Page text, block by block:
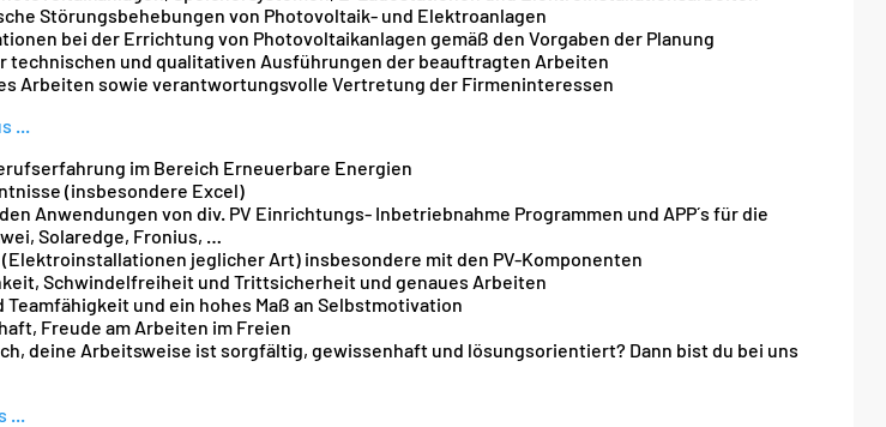
Störungsbehebungen von Photovoltaik- und Elektroanlagen
bei der Errichtung von Photovoltaikanlagen gemäß den Vorgaben der Planung
technischen und qualitativen Ausführungen der beauftragten Arbeiten
Arbeiten sowie verantwortungsvolle Vertretung der Firmeninteressen
...
im Bereich Erneuerbare Energien
(insbesondere Excel)
Anwendungen von div. PV Einrichtungs- Inbetriebnahme Programmen und APP´s für die
Solaredge, Fronius, …
jeglicher Art) insbesondere mit den PV-Komponenten
Schwindelfreiheit und Trittsicherheit und genaues Arbeiten
und ein hohes Maß an Selbstmotivation
Freude am Arbeiten im Freien
deine Arbeitsweise ist sorgfältig, gewissenhaft und lösungsorientiert? Dann bist du bei uns